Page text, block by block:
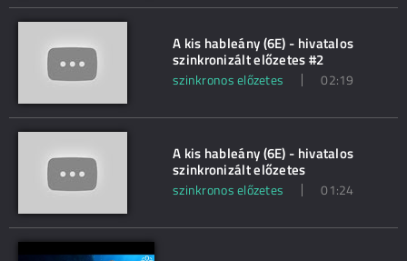
A kis hableány (6E) - hivatalos
szinkronizált előzetes #2
szinkronos előzetes 02:19
A kis hableány (6E) - hivatalos
szinkronizált előzetes
szinkronos előzetes 01:24